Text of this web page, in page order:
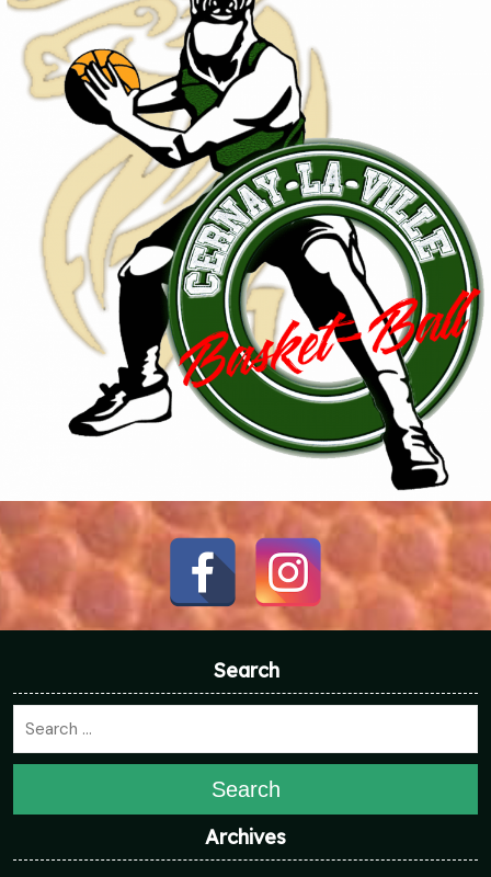
Search
Search
Archives